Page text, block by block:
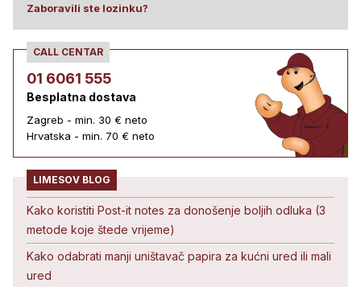
Zaboravili ste lozinku?
CALL CENTAR
01 6061 555
Besplatna dostava
Zagreb - min. 30 € neto
Hrvatska - min. 70 € neto
LIMESOV BLOG
Kako koristiti Post-it notes za donošenje boljih odluka (3
metode koje štede vrijeme)
Kako odabrati manji uništavač papira za kućni ured ili mali
ured